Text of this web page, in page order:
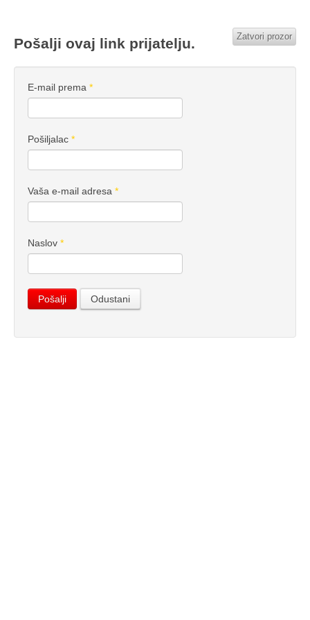
Pošalji ovaj link prijatelju. Zatvori prozor
E-mail prema *
Pošiljalac *
Vaša e-mail adresa *
Naslov *
Pošalji Odustani